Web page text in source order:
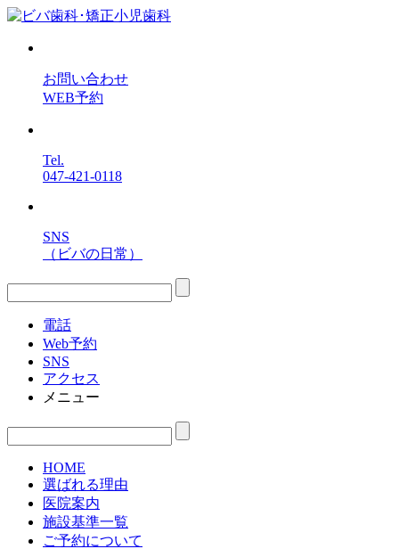
お問い合わせ
WEB予約
Tel.
047-421-0118
SNS
（ビバの日常）
電話
Web予約
SNS
アクセス
メニュー
HOME
選ばれる理由
医院案内
施設基準一覧
ご予約について